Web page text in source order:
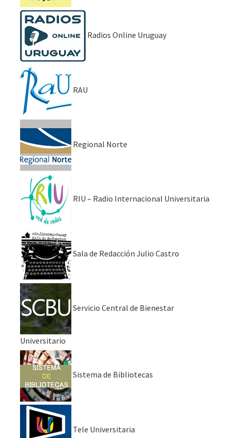
Radios Online Uruguay
RAU
Regional Norte
RIU – Radio Internacional Universitaria
Sala de Redacción Julio Castro
Servicio Central de Bienestar
Universitario
Sistema de Bibliotecas
Tele Universitaria